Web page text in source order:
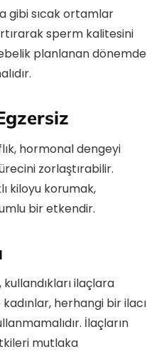
gibi sıcak ortamlar
sperm kalitesini
planlanan dönemde
hormonal dengeyi
zorlaştırabilir.
kiloyu korumak,
bir etkendir.
ilaçlara
herhangi bir ilacı
İlaçların
mutlaka